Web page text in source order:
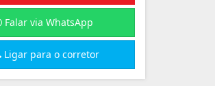
Falar via WhatsApp
Ligar para o corretor